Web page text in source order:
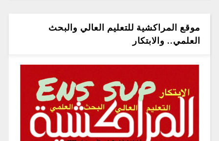
موقع المراكشية للتعليم العالي والبحث
العلمي.. والابتكار